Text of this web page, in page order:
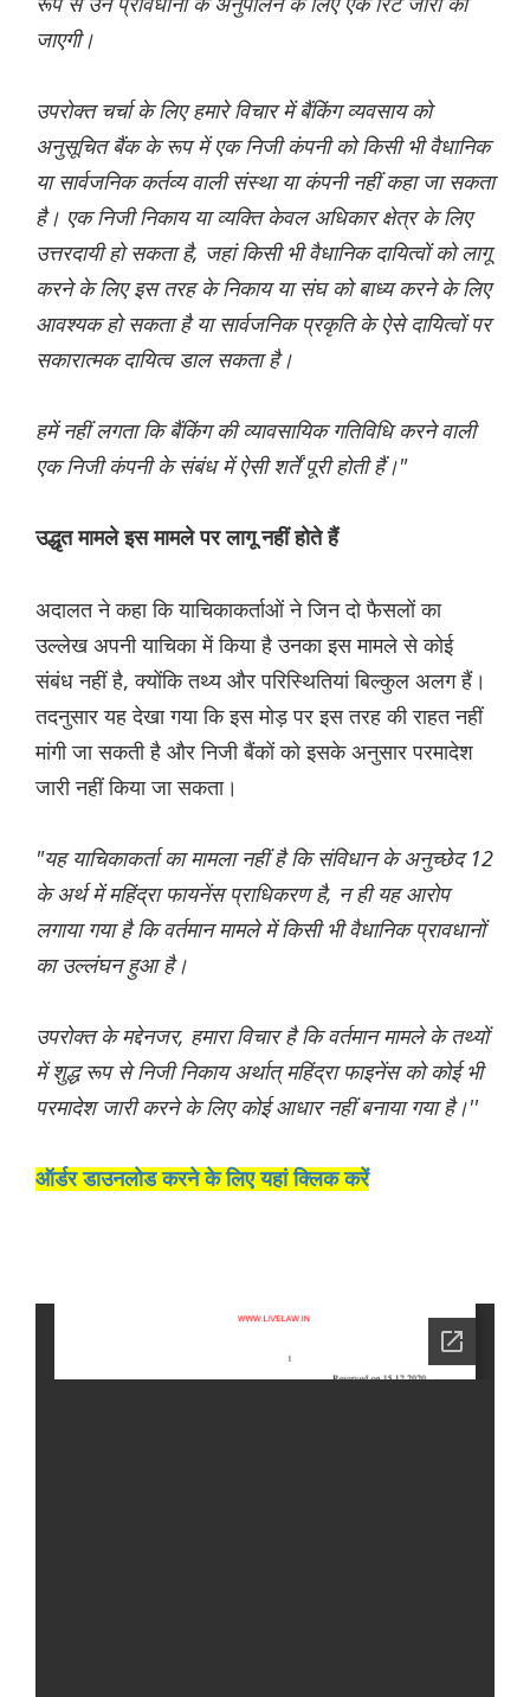
जाएगी।
उपरोक्त चर्चा के लिए हमारे विचार में बैंकिंग व्यवसाय को
अनुसूचित बैंक के रूप में एक निजी कंपनी को किसी भी वैधानिक
या सार्वजनिक कर्तव्य वाली संस्था या कंपनी नहीं कहा जा सकता
है। एक निजी निकाय या व्यक्ति केवल अधिकार क्षेत्र के लिए
उत्तरदायी हो सकता है, जहां किसी भी वैधानिक दायित्वों को लागू
करने के लिए इस तरह के निकाय या संघ को बाध्य करने के लिए
आवश्यक हो सकता है या सार्वजनिक प्रकृति के ऐसे दायित्वों पर
सकारात्मक दायित्व डाल सकता है।
हमें नहीं लगता कि बैंकिंग की व्यावसायिक गतिविधि करने वाली
एक निजी कंपनी के संबंध में ऐसी शर्तें पूरी होती हैं।"
उद्धृत मामले इस मामले पर लागू नहीं होते हैं
अदालत ने कहा कि याचिकाकर्ताओं ने जिन दो फैसलों का
उल्लेख अपनी याचिका में किया है उनका इस मामले से कोई
संबंध नहीं है, क्योंकि तथ्य और परिस्थितियां बिल्कुल अलग हैं।
तदनुसार यह देखा गया कि इस मोड़ पर इस तरह की राहत नहीं
मांगी जा सकती है और निजी बैंकों को इसके अनुसार परमादेश
जारी नहीं किया जा सकता।
"यह याचिकाकर्ता का मामला नहीं है कि संविधान के अनुच्छेद 12
के अर्थ में महिंद्रा फायनेंस प्राधिकरण है, न ही यह आरोप
लगाया गया है कि वर्तमान मामले में किसी भी वैधानिक प्रावधानों
का उल्लंघन हुआ है।
उपरोक्त के मद्देनजर, हमारा विचार है कि वर्तमान मामले के तथ्यों
में शुद्ध रूप से निजी निकाय अर्थात् महिंद्रा फाइनेंस को कोई भी
परमादेश जारी करने के लिए कोई आधार नहीं बनाया गया है।''
ऑर्डर डाउनलोड करने के लिए यहां क्लिक करें